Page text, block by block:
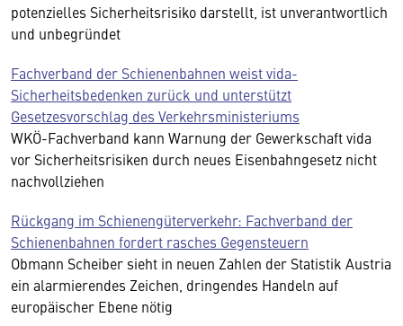
potenzielles Sicherheitsrisiko darstellt, ist unverantwortlich
und unbegründet
Fachverband der Schienenbahnen weist vida-
Sicherheitsbedenken zurück und unterstützt
Gesetzesvorschlag des Verkehrsministeriums
WKÖ-Fachverband kann Warnung der Gewerkschaft vida
vor Sicherheitsrisiken durch neues Eisenbahngesetz nicht
nachvollziehen
Rückgang im Schienengüterverkehr: Fachverband der
Schienenbahnen fordert rasches Gegensteuern
Obmann Scheiber sieht in neuen Zahlen der Statistik Austria
ein alarmierendes Zeichen, dringendes Handeln auf
europäischer Ebene nötig